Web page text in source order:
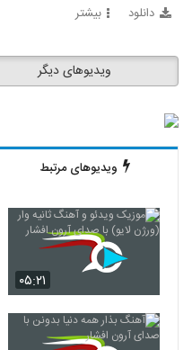
دانلود بیشتر
ویدیوهای دیگر
ویدیوهای مرتبط
۰۵:۲۱